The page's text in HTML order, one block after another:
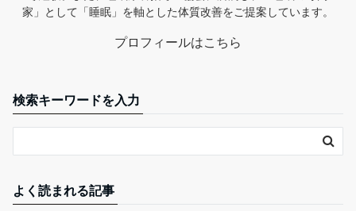
家」として「睡眠」を軸とした体質改善をご提案しています。
プロフィールはこちら
検索キーワードを入力
よく読まれる記事